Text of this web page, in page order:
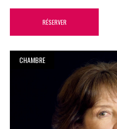
RÉSERVER
CHAMBRE